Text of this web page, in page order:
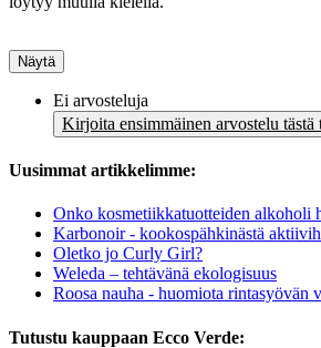
Näytä
Ei arvosteluja
Kirjoita ensimmäinen arvostelu tästä
Uusimmat artikkelimme:
Onko kosmetiikkatuotteiden alkoholi
Karbonoir - kookospähkinästä
Oletko jo Curly Girl?
Weleda – tehtävänä ekologisuus
Roosa nauha - huomiota rintasyövän
Tutustu kauppaan Ecco Verde: